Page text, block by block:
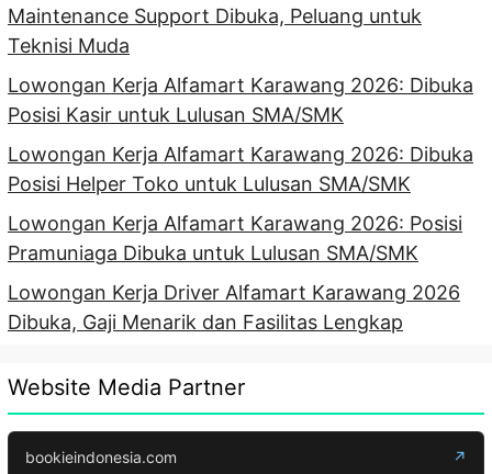
Maintenance Support Dibuka, Peluang untuk
Teknisi Muda
Lowongan Kerja Alfamart Karawang 2026: Dibuka
Posisi Kasir untuk Lulusan SMA/SMK
Lowongan Kerja Alfamart Karawang 2026: Dibuka
Posisi Helper Toko untuk Lulusan SMA/SMK
Lowongan Kerja Alfamart Karawang 2026: Posisi
Pramuniaga Dibuka untuk Lulusan SMA/SMK
Lowongan Kerja Driver Alfamart Karawang 2026
Dibuka, Gaji Menarik dan Fasilitas Lengkap
Website Media Partner
bookieindonesia.com ↗